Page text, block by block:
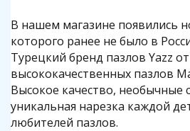
В нашем магазине появились
которого ранее не было в
Турецкий бренд пазлов Yazz
высококачественных пазлов
Высокое качество, необычные
уникальная нарезка каждой
любителей пазлов.